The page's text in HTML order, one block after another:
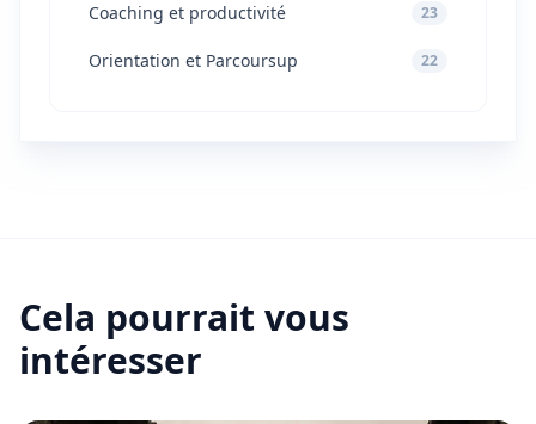
Coaching et productivité 23
Orientation et Parcoursup 22
Cela pourrait vous
intéresser